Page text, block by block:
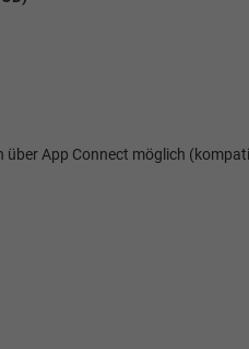
über App Connect möglich